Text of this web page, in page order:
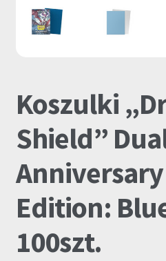
Koszulki
Shield”
Edition:
100szt.